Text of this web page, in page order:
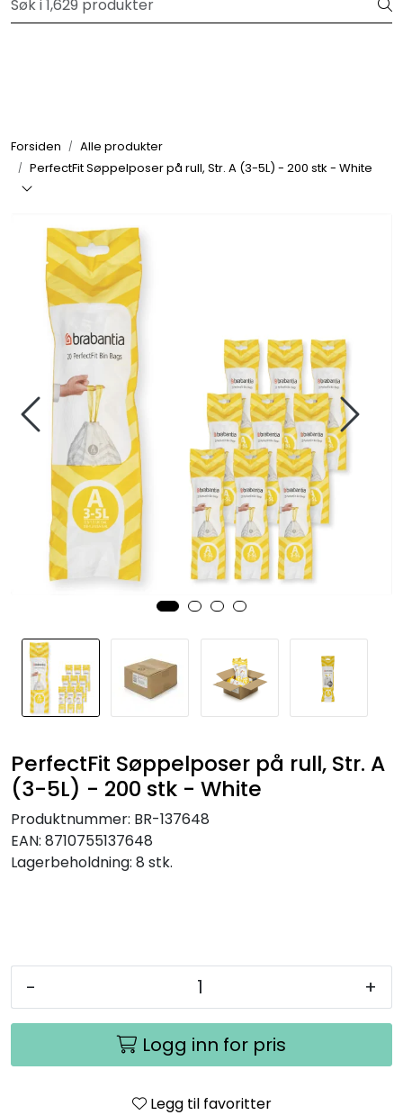
Skip to main contentVelkommen til vår forhandlerportal
Forsiden
Alle produkter
PerfectFit Søppelposer på rull, Str. A (3-5L) - 200 stk - White
PerfectFit Søppelposer på rull, Str. A
(3-5L) - 200 stk - White
Produktnummer: BR-137648
EAN: 8710755137648
Lagerbeholdning: 8 stk.
- +
Logg inn for pris
Legg til favoritter
Om oss
Nyheter og info